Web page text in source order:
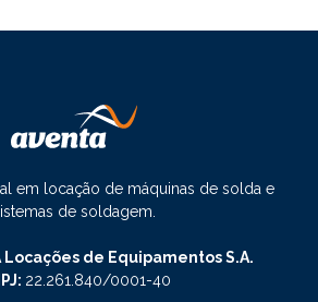
em locação de máquinas de solda e
de soldagem.
de Equipamentos S.A.
22.261.840/0001-40